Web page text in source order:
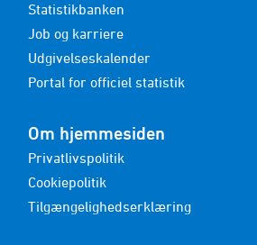
Statistikbanken
Job og karriere
Udgivelseskalender
Portal for officiel statistik
Om hjemmesiden
Privatlivspolitik
Cookiepolitik
Tilgængelighedserklæring